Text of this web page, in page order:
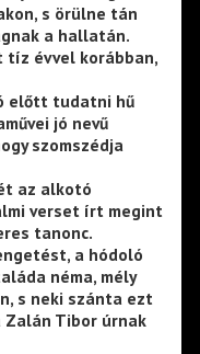
s örülne tán
a hallatán.
évvel korábban,
előtt tudatni hű
jó nevű
szomszédja
az alkotó
verset írt megint
tanonc.
a hódoló
néma, mély
s neki szánta ezt
Zalán Tibor úrnak